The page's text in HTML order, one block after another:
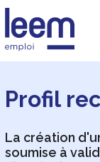
Profil
La création
soumise à